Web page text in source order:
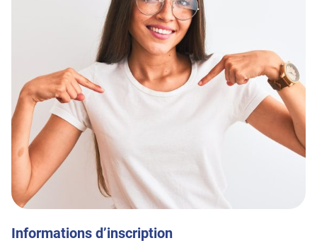
Informations d’inscription